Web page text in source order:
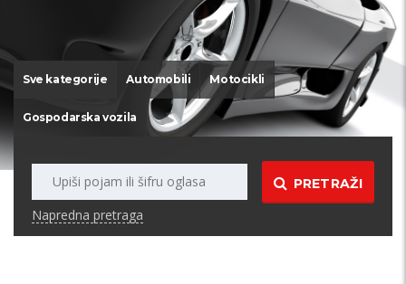
Sve kategorije Automobili Motocikli
Gospodarska vozila
PRETRAŽI
Napredna pretraga